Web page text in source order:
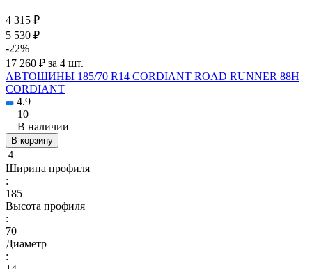
4 315 ₽
5 530 ₽
-22%
17 260 ₽ за 4 шт.
АВТОШИНЫ 185/70 R14 CORDIANT ROAD RUNNER 88H
CORDIANT
4.9
10
В наличии
В корзину
Ширина профиля
:
185
Высота профиля
:
70
Диаметр
: